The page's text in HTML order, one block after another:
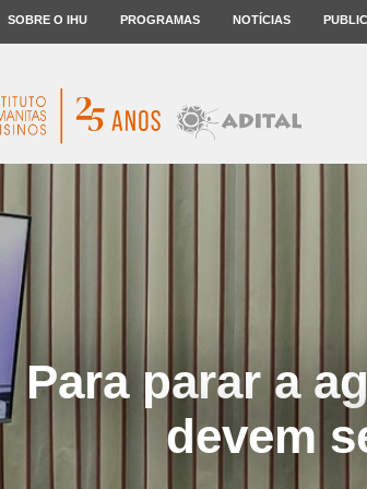
SOBRE O IHU PROGRAMAS NOTÍCIAS
Para parar a
devem